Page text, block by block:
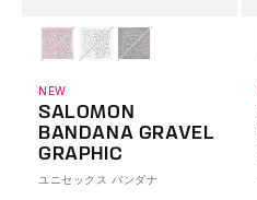
NEW
SALOMON
BANDANA GRAVEL
GRAPHIC
ユニセックス バンダナ